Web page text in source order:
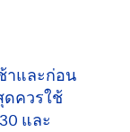
าและก่อน
ดควรใช้
และ